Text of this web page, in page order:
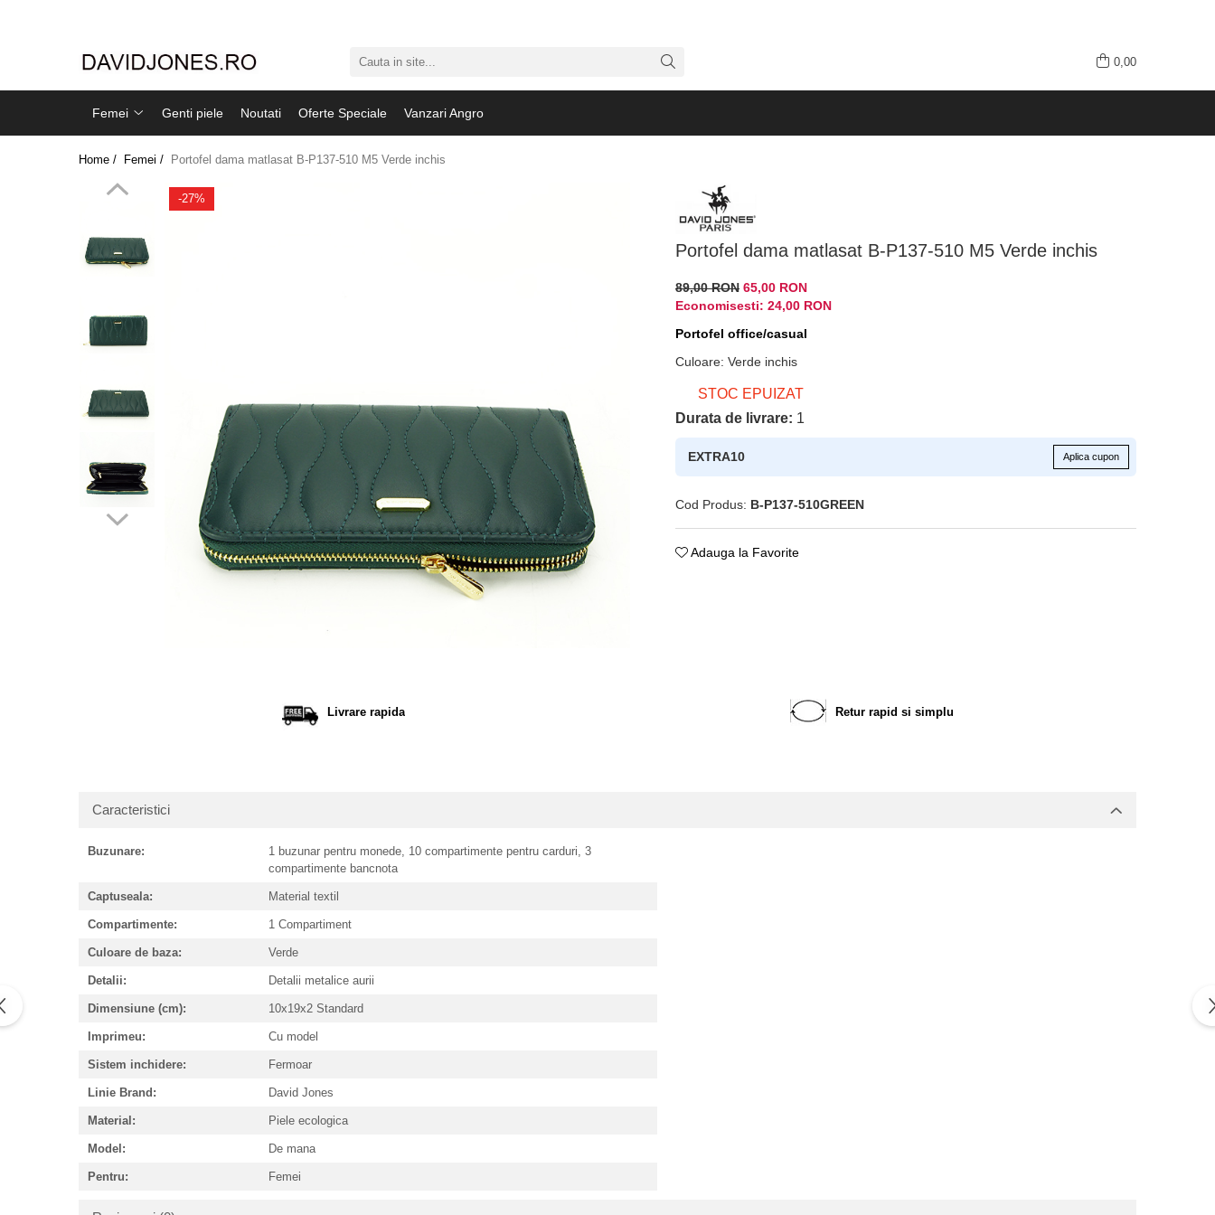
Incaltaminte
0,00
Femei Genti piele Noutati Oferte Speciale Vanzari Angro
Home / Femei / Portofel dama matlasat B-P137-510 M5 Verde inchis
Portofel dama matlasat B-P137-510 M5 Verde inchis
-27%
Facebook
89,00 RON 65,00 RON
Economisesti: 24,00 RON
Portofel office/casual
Culoare: Verde inchis
STOC EPUIZAT
Durata de livrare: 1
EXTRA10 Aplica cupon
Cod Produs: B-P137-510GREEN
Adauga la Favorite
Livrare rapida Retur rapid si simplu
Caracteristici
Buzunare: 1 buzunar pentru monede, 10 compartimente pentru carduri, 3
compartimente bancnota
Captuseala: Material textil
Compartimente: 1 Compartiment
Culoare de baza: Verde
Detalii: Detalii metalice aurii
Dimensiune (cm): 10x19x2 Standard
Imprimeu: Cu model
Sistem inchidere: Fermoar
Linie Brand: David Jones
Material: Piele ecologica
Model: De mana
Pentru: Femei